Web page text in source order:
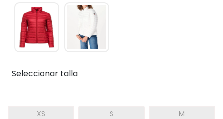
Seleccionar talla
XS S M